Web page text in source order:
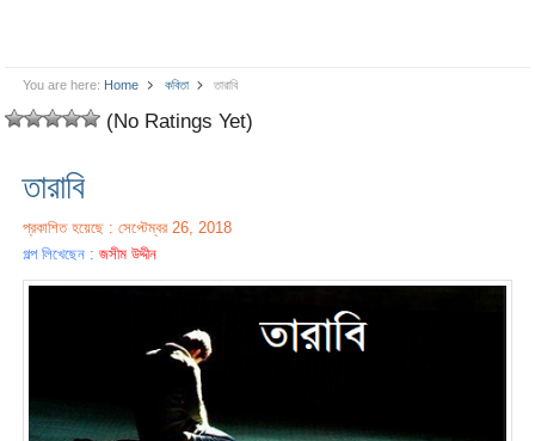
You are here: Home কবিতা তারাবি
(No Ratings Yet)
তারাবি
প্রকাশিত হয়েছে : সেপ্টেম্বর 26, 2018
গল্প লিখেছেন :জসীম উদ্দীন